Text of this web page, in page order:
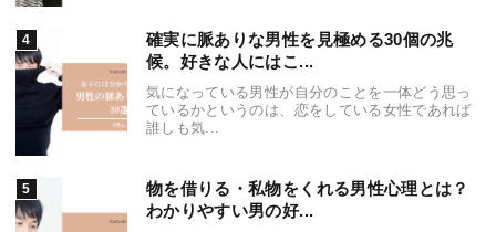
確実に脈ありな男性を見極める30個の兆
候。好きな人にはこ...
気になっている男性が自分のことを一体どう思っ
ているかというのは、恋をしている女性であれば
誰しも気...
物を借りる・私物をくれる男性心理とは？
わかりやすい男の好...